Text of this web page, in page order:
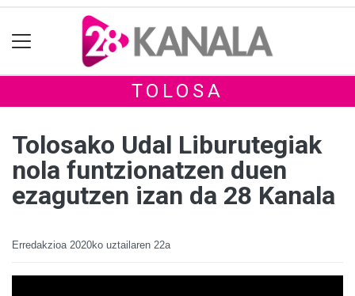
TOLOSA
Tolosako Udal Liburutegiak
nola funtzionatzen duen
ezagutzen izan da 28 Kanala
Erredakzioa 2020ko uztailaren 22a